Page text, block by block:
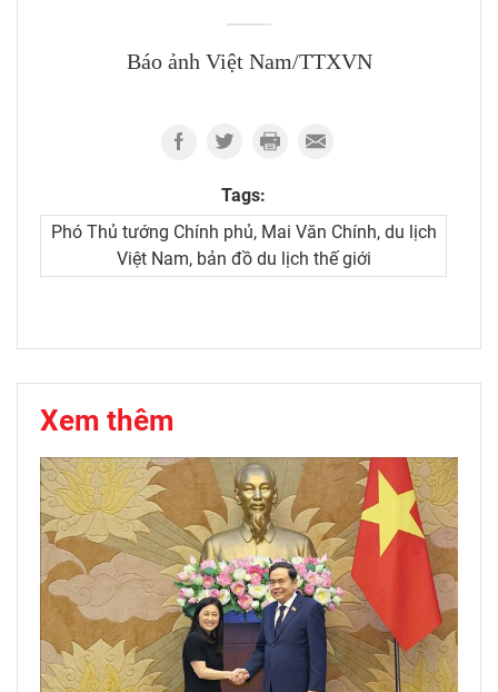
Báo ảnh Việt Nam/TTXVN
Tags:
Phó Thủ tướng Chính phủ, Mai Văn Chính, du lịch
Việt Nam, bản đồ du lịch thế giới
Xem thêm